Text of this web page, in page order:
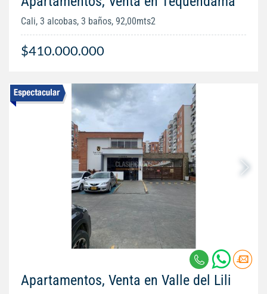
Cali, 3 alcobas, 3 baños, 92,00mts2
$410.000.000
Apartamentos, Venta en Valle del Lili